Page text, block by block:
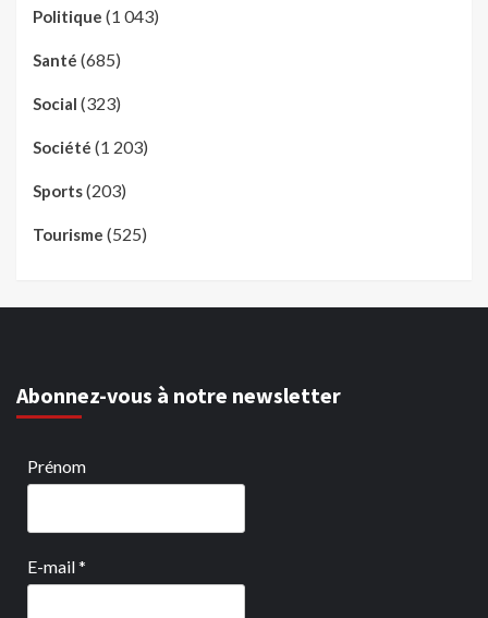
Politique (1 043)
Santé (685)
Social (323)
Société (1 203)
Sports(203)
Tourisme (525)
Abonnez-vous à notre newsletter
Prénom
E-mail*